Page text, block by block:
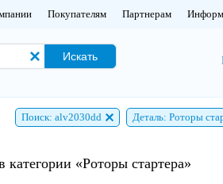
Покупателям Партнерам
Искать
Поиск: alv2030dd Деталь: Роторы
«Роторы стартера»